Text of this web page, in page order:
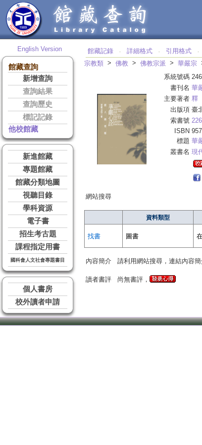
English Version
館藏查詢
新增查詢
查詢結果
查詢歷史
標記記錄
他校館藏
新進館藏
專題館藏
館藏分類地圖
視聽目錄
學科資源
電子書
招生考古題
課程指定用書
國科會人文社會專題書目
個人書房
校外讀者申請
館藏記錄 ‧ 詳細格式 ‧ 引用格式 ‧
宗教類 > 佛教 > 佛教宗派 > 華嚴宗
系統號碼
書刊名 華
主要著者 釋
出版項 臺
索書號
ISBN
標題 華
叢書名 現
網站搜尋
資料類型
找書 圖書
內容簡介 請利用網站搜尋，連結內容
讀者書評 尚無書評，